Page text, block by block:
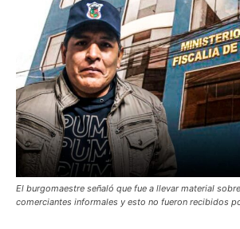
El burgomaestre señaló que fue a llevar material
comerciantes informales y esto no fueron recibidos